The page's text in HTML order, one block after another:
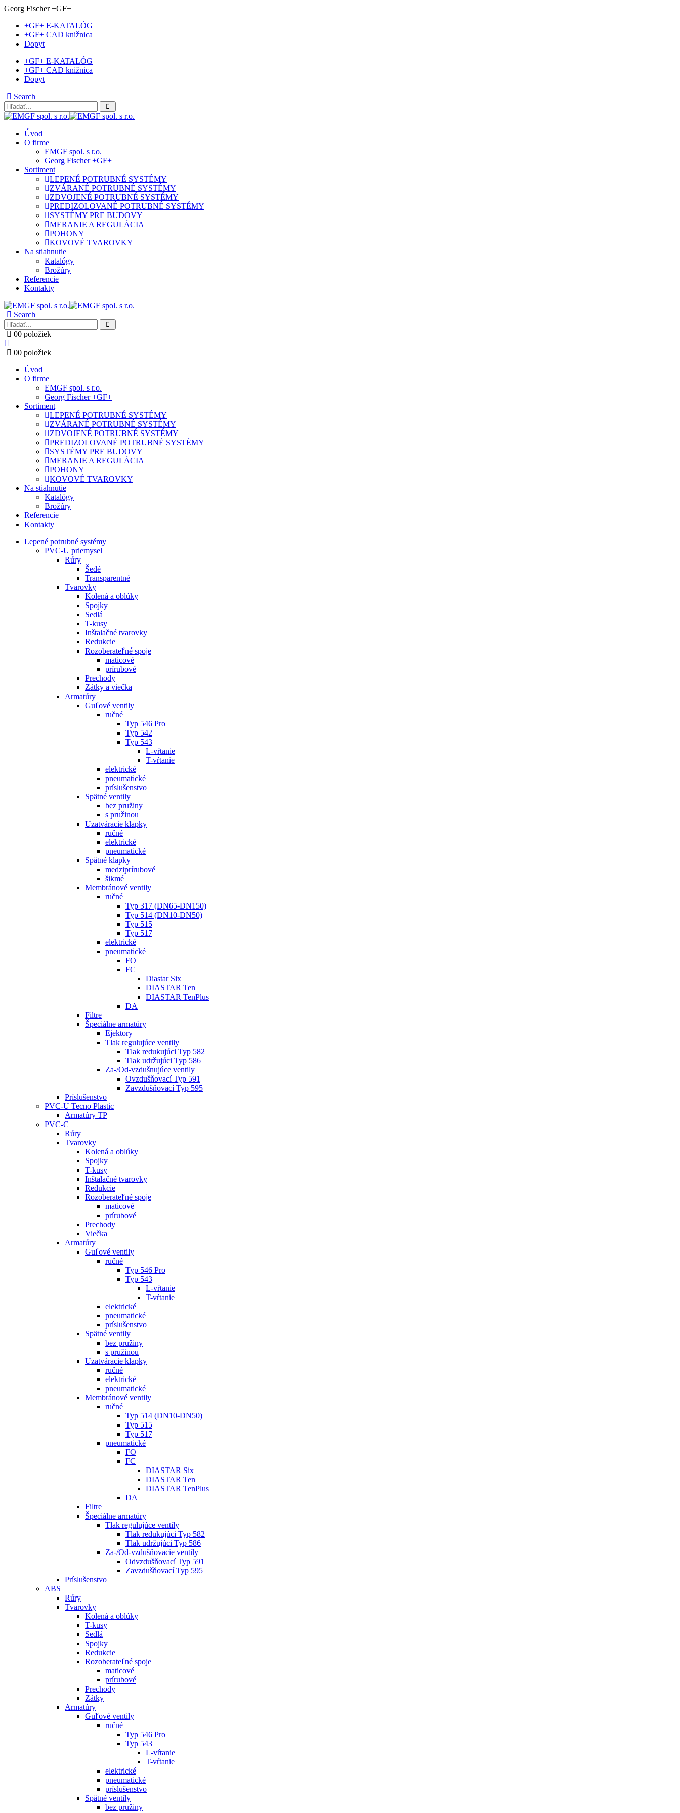
Georg Fischer +GF+
+GF+ E-KATALÓG
+GF+ CAD knižnica
Dopyt
+GF+ E-KATALÓG
+GF+ CAD knižnica
Dopyt
Search
Úvod
O firme
EMGF spol. s r.o.
Georg Fischer +GF+
Sortiment
LEPENÉ POTRUBNÉ SYSTÉMY
ZVÁRANÉ POTRUBNÉ SYSTÉMY
ZDVOJENÉ POTRUBNÉ SYSTÉMY
PREDIZOLOVANÉ POTRUBNÉ SYSTÉMY
SYSTÉMY PRE BUDOVY
MERANIE A REGULÁCIA
POHONY
KOVOVÉ TVAROVKY
Na stiahnutie
Katalógy
Brožúry
Referencie
Kontakty
Search
00 položiek
00 položiek
Úvod
O firme
EMGF spol. s r.o.
Georg Fischer +GF+
Sortiment
LEPENÉ POTRUBNÉ SYSTÉMY
ZVÁRANÉ POTRUBNÉ SYSTÉMY
ZDVOJENÉ POTRUBNÉ SYSTÉMY
PREDIZOLOVANÉ POTRUBNÉ SYSTÉMY
SYSTÉMY PRE BUDOVY
MERANIE A REGULÁCIA
POHONY
KOVOVÉ TVAROVKY
Na stiahnutie
Katalógy
Brožúry
Referencie
Kontakty
Lepené potrubné systémy
PVC-U priemysel
Rúry
Šedé
Transparentné
Tvarovky
Kolená a oblúky
Spojky
Sedlá
T-kusy
Inštalačné tvarovky
Redukcie
Rozoberateľné spoje
maticové
prírubové
Prechody
Zátky a viečka
Armatúry
Guľové ventily
ručné
Typ 546 Pro
Typ 542
Typ 543
L-vŕtanie
T-vŕtanie
elektrické
pneumatické
príslušenstvo
Spätné ventily
bez pružiny
s pružinou
Uzatváracie klapky
ručné
elektrické
pneumatické
Spätné klapky
medziprírubové
šikmé
Membránové ventily
ručné
Typ 317 (DN65-DN150)
Typ 514 (DN10-DN50)
Typ 515
Typ 517
elektrické
pneumatické
FO
FC
Diastar Six
DIASTAR Ten
DIASTAR TenPlus
DA
Filtre
Špeciálne armatúry
Ejektory
Tlak regulujúce ventily
Tlak redukujúci Typ 582
Tlak udržujúci Typ 586
Za-/Od-vzdušnujúce ventily
Ovzdušňovací Typ 591
Zavzdušňovací Typ 595
Príslušenstvo
PVC-U Tecno Plastic
Armatúry TP
PVC-C
Rúry
Tvarovky
Kolená a oblúky
Spojky
T-kusy
Inštalačné tvarovky
Redukcie
Rozoberateľné spoje
maticové
prírubové
Prechody
Viečka
Armatúry
Guľové ventily
ručné
Typ 546 Pro
Typ 543
L-vŕtanie
T-vŕtanie
elektrické
pneumatické
príslušenstvo
Spätné ventily
bez pružiny
s pružinou
Uzatváracie klapky
ručné
elektrické
pneumatické
Membránové ventily
ručné
Typ 514 (DN10-DN50)
Typ 515
Typ 517
pneumatické
FO
FC
DIASTAR Six
DIASTAR Ten
DIASTAR TenPlus
DA
Filtre
Špeciálne armatúry
Tlak regulujúce ventily
Tlak redukujúci Typ 582
Tlak udržujúci Typ 586
Za-/Od-vzdušňovacie ventily
Odvzdušňovací Typ 591
Zavzdušňovací Typ 595
Príslušenstvo
ABS
Rúry
Tvarovky
Kolená a oblúky
T-kusy
Sedlá
Spojky
Redukcie
Rozoberateľné spoje
maticové
prírubové
Prechody
Zátky
Armatúry
Guľové ventily
ručné
Typ 546 Pro
Typ 543
L-vŕtanie
T-vŕtanie
elektrické
pneumatické
príslušenstvo
Spätné ventily
bez pružiny